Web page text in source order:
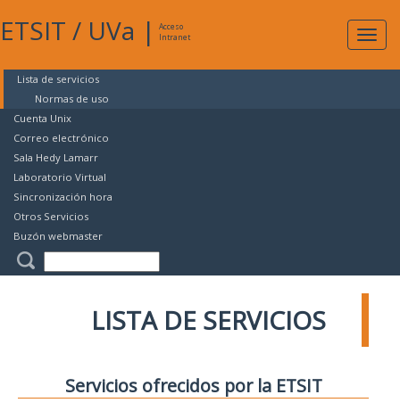
ETSIT / UVa |
Acceso
Intranet
Lista de servicios
Normas de uso
Cuenta Unix
Correo electrónico
Sala Hedy Lamarr
Laboratorio Virtual
Sincronización hora
Otros Servicios
Buzón webmaster
LISTA DE SERVICIOS
Servicios ofrecidos por la ETSIT